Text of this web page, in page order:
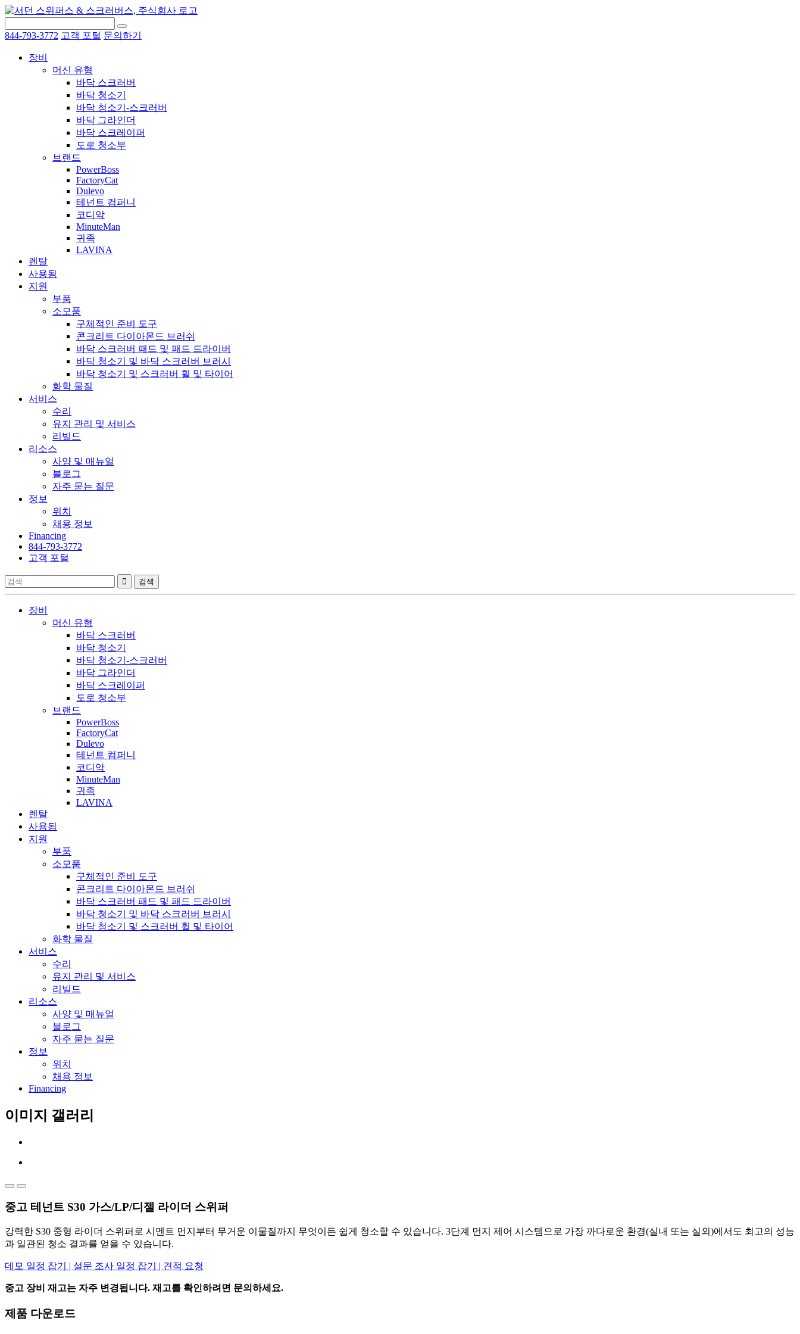
844-793-3772 고객 포털 문의하기
장비
머신 유형
바닥 스크러버
바닥 청소기
바닥 청소기-스크러버
바닥 그라인더
바닥 스크레이퍼
도로 청소부
브랜드
PowerBoss
FactoryCat
Dulevo
테넌트 컴퍼니
코디악
MinuteMan
귀족
LAVINA
렌탈
사용됨
지원
부품
소모품
구체적인 준비 도구
콘크리트 다이아몬드 브러쉬
바닥 스크러버 패드 및 패드 드라이버
바닥 청소기 및 바닥 스크러버 브러시
바닥 청소기 및 스크러버 휠 및 타이어
화학 물질
서비스
수리
유지 관리 및 서비스
리빌드
리소스
사양 및 매뉴얼
블로그
자주 묻는 질문
정보
위치
채용 정보
Financing
844-793-3772
고객 포털
장비
머신 유형
바닥 스크러버
바닥 청소기
바닥 청소기-스크러버
바닥 그라인더
바닥 스크레이퍼
도로 청소부
브랜드
PowerBoss
FactoryCat
Dulevo
테넌트 컴퍼니
코디악
MinuteMan
귀족
LAVINA
렌탈
사용됨
지원
부품
소모품
구체적인 준비 도구
콘크리트 다이아몬드 브러쉬
바닥 스크러버 패드 및 패드 드라이버
바닥 청소기 및 바닥 스크러버 브러시
바닥 청소기 및 스크러버 휠 및 타이어
화학 물질
서비스
수리
유지 관리 및 서비스
리빌드
리소스
사양 및 매뉴얼
블로그
자주 묻는 질문
정보
위치
채용 정보
Financing
이미지 갤러리
중고 테넌트 S30 가스/LP/디젤 라이더 스위퍼
강력한 S30 중형 라이더 스위퍼로 시멘트 먼지부터 무거운 이물질까지 무엇이든 쉽게 청소할 수 있습니다. 3단계 먼지 제어 시스템으로 가장 까다로운 환경(실내 또는 실외)에서도 최고의 성능
과 일관된 청소 결과를 얻을 수 있습니다.
데모 일정 잡기 | 설문 조사 일정 잡기 | 견적 요청
중고 장비 재고는 자주 변경됩니다. 재고를 확인하려면 문의하세요.
제품 다운로드